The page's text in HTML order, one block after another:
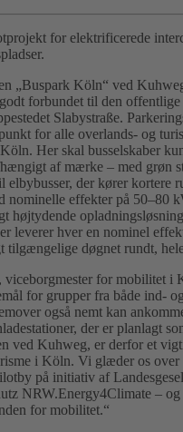
for elektrificerede
„Buspark Köln“ ved
forbundet til den offentlige
Slabystraße.
for alle overlands- og
Her skal busselskaber
af mærke – med grøn
elbybusser, der kører kortere
nominelle effekter på 50–80
højtydende
leverer hver en nominel
tilgængelige døgnet rundt,
viceborgmester for mobilitet i
for grupper fra både ind-
også nemt kan
der er planlagt
ved Kuhweg, er derfor et
i Köln. Vi glæder os over
på initiativ af
NRW.Energy4Climate – og
for mobilitet.“